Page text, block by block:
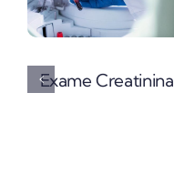
Exame Creatinina